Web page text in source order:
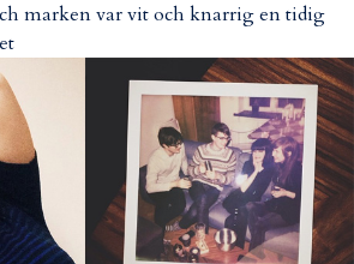
marken var vit och knarrig en tidig